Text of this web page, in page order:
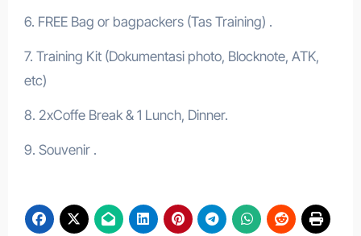
6. FREE Bag or bagpackers (Tas Training) .
7. Training Kit (Dokumentasi photo, Blocknote, ATK,
etc)
8. 2xCoffe Break & 1 Lunch, Dinner.
9. Souvenir .